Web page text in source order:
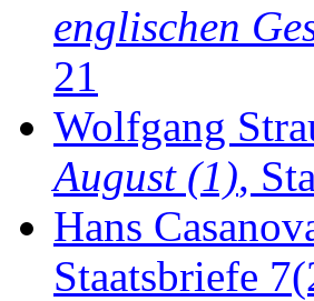
englischen
21
Wolfgang
August (1),
Hans
Staatsbriefe